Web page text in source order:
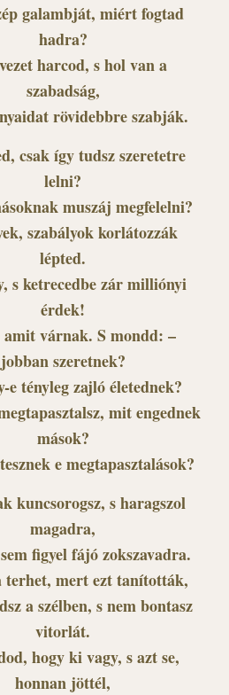
galambját, miért fogtad
hadra?
harcod, s hol van a
szabadság,
rövidebbre szabják.
csak így tudsz szeretetre
lelni?
muszáj megfelelni?
szabályok korlátozzák
lépted.
s ketrecedbe zár milliónyi
érdek!
amit várnak. S mondd: –
jobban szeretnek?
e tényleg zajló életednek?
mit engednek
mások?
e megtapasztalások?
kuncsorogsz, s haragszol
magadra,
figyel fájó zokszavadra.
terhet, mert ezt tanították,
a szélben, s nem bontasz
vitorlát.
hogy ki vagy, s azt se,
honnan jöttél,